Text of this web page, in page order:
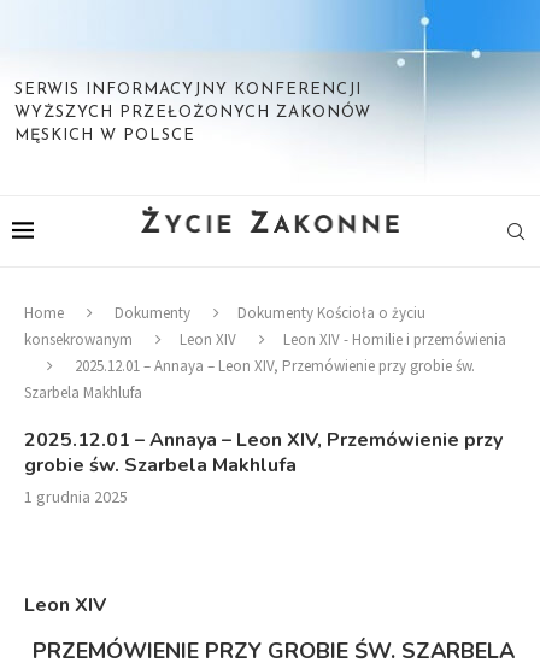
SERWIS INFORMACYJNY KONFERENCJI
WYŻSZYCH PRZEŁOŻONYCH ZAKONÓW
MĘSKICH W POLSCE
Home Dokumenty
Dokumenty Kościoła o życiu
konsekrowanym
Leon XIV
Leon XIV - Homilie i przemówienia
2025.12.01 – Annaya – Leon XIV, Przemówienie przy grobie św.
Szarbela Makhlufa
2025.12.01 – Annaya – Leon XIV, Przemówienie przy
grobie św. Szarbela Makhlufa
1 grudnia 2025
Leon XIV
PRZEMÓWIENIE PRZY GROBIE ŚW. SZARBELA